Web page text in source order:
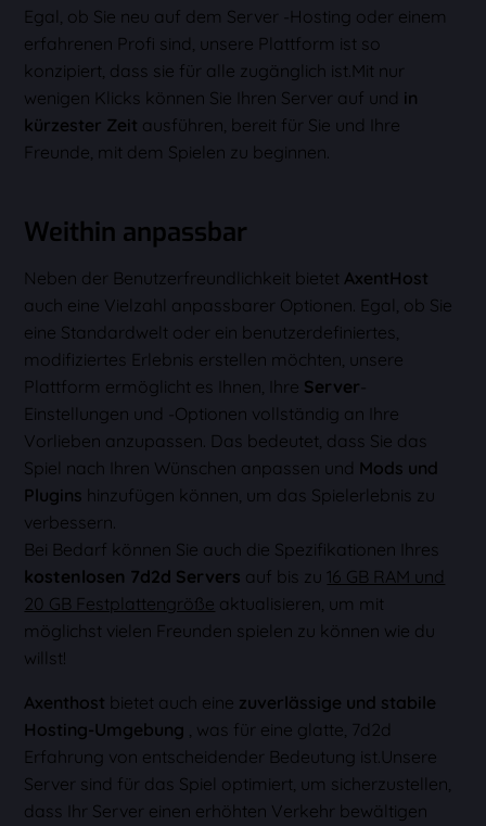
Egal, ob Sie neu auf dem Server -Hosting oder einem
erfahrenen Profi sind, unsere Plattform ist so
konzipiert, dass sie für alle zugänglich ist.Mit nur
wenigen Klicks können Sie Ihren Server auf und in
kürzester Zeit ausführen, bereit für Sie und Ihre
Freunde, mit dem Spielen zu beginnen.
Weithin anpassbar
Neben der Benutzerfreundlichkeit bietet AxentHost
auch eine Vielzahl anpassbarer Optionen. Egal, ob Sie
eine Standardwelt oder ein benutzerdefiniertes,
modifiziertes Erlebnis erstellen möchten, unsere
Plattform ermöglicht es Ihnen, Ihre Server
Einstellungen und -Optionen vollständig an Ihre
Vorlieben anzupassen. Das bedeutet, dass Sie das
Spiel nach Ihren Wünschen anpassen und Mods und
Plugins hinzufügen können, um das Spielerlebnis zu
verbessern.
Bei Bedarf können Sie auch die Spezifikationen Ihres
kostenlosen 7d2d Servers auf bis zu 16 GB RAM und
20 GB Festplattengröße aktualisieren, um mit
möglichst vielen Freunden spielen zu können wie du
willst!
Axenthost bietet auch eine zuverlässige und stabile
Hosting-Umgebung , was für eine glatte, 7d2d
Erfahrung von entscheidender Bedeutung ist.Unsere
Server sind für das Spiel optimiert, um sicherzustellen,
dass Ihr Server einen erhöhten Verkehr bewältigen